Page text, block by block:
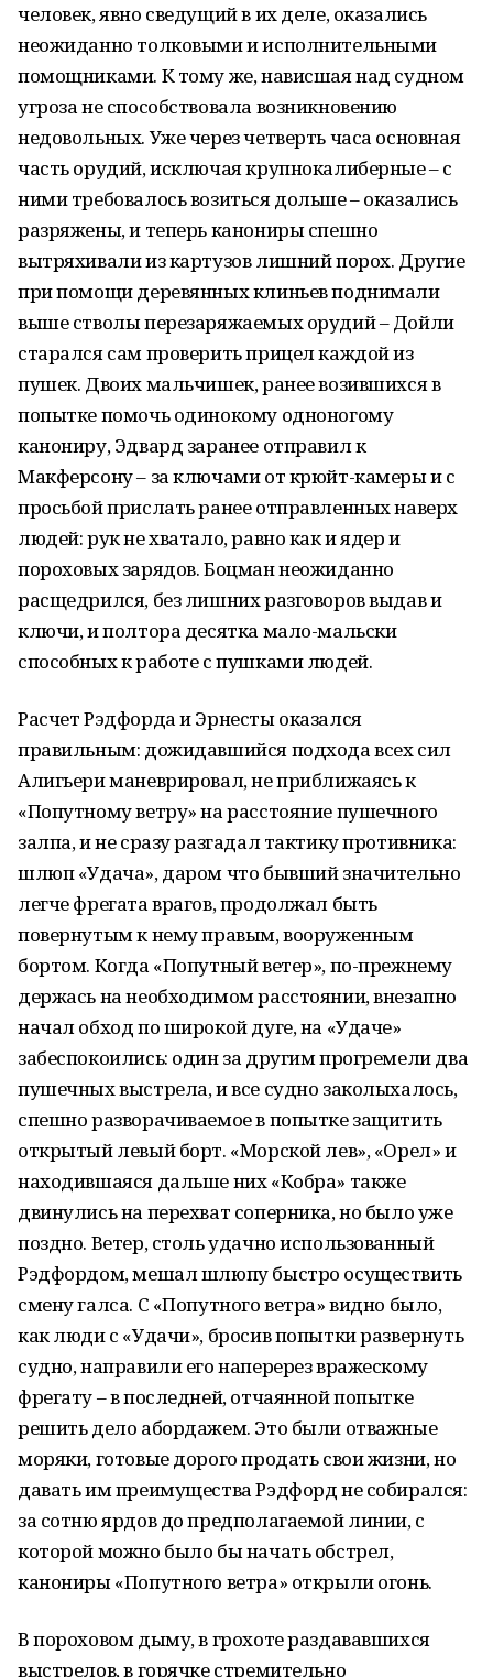
человек, явно сведущий в их деле, оказались
неожиданно толковыми и исполнительными
помощниками. К тому же, нависшая над судном
угроза не способствовала возникновению
недовольных. Уже через четверть часа основная
часть орудий, исключая крупнокалиберные – с
ними требовалось возиться дольше – оказались
разряжены, и теперь канониры спешно
вытряхивали из картузов лишний порох. Другие
при помощи деревянных клиньев поднимали
выше стволы перезаряжаемых орудий – Дойли
старался сам проверить прицел каждой из
пушек. Двоих мальчишек, ранее возившихся в
попытке помочь одинокому одноногому
канониру, Эдвард заранее отправил к
Макферсону – за ключами от крюйт-камеры и с
просьбой прислать ранее отправленных наверх
людей: рук не хватало, равно как и ядер и
пороховых зарядов. Боцман неожиданно
расщедрился, без лишних разговоров выдав и
ключи, и полтора десятка мало-мальски
способных к работе с пушками людей.
Расчет Рэдфорда и Эрнесты оказался
правильным: дожидавшийся подхода всех сил
Алигьери маневрировал, не приближаясь к
«Попутному ветру» на расстояние пушечного
залпа, и не сразу разгадал тактику противника:
шлюп «Удача», даром что бывший значительно
легче фрегата врагов, продолжал быть
повернутым к нему правым, вооруженным
бортом. Когда «Попутный ветер», по-прежнему
держась на необходимом расстоянии, внезапно
начал обход по широкой дуге, на «Удаче»
забеспокоились: один за другим прогремели два
пушечных выстрела, и все судно заколыхалось,
спешно разворачиваемое в попытке защитить
открытый левый борт. «Морской лев», «Орел» и
находившаяся дальше них «Кобра» также
двинулись на перехват соперника, но было уже
поздно. Ветер, столь удачно использованный
Рэдфордом, мешал шлюпу быстро осуществить
смену галса. С «Попутного ветра» видно было,
как люди с «Удачи», бросив попытки развернуть
судно, направили его наперерез вражескому
фрегату – в последней, отчаянной попытке
решить дело абордажем. Это были отважные
моряки, готовые дорого продать свои жизни, но
давать им преимущества Рэдфорд не собирался:
за сотню ярдов до предполагаемой линии, с
которой можно было бы начать обстрел,
канониры «Попутного ветра» открыли огонь.
В пороховом дыму, в грохоте раздававшихся
выстрелов, в горячке стремительно